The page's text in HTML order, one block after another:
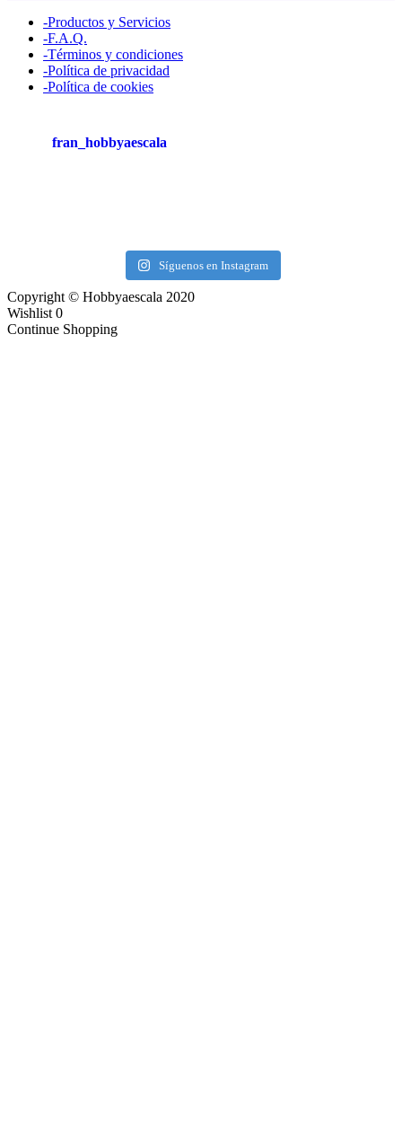
-Productos y Servicios
-F.A.Q.
-Términos y condiciones
-Política de privacidad
-Política de cookies
fran_hobbyaescala
Síguenos en Instagram
Copyright © Hobbyaescala 2020
Wishlist 0
Continue Shopping